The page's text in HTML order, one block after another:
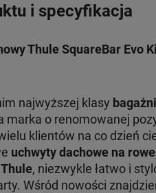
i specyfikacja
Thule SquareBar Evo
najwyższej klasy
marka o renomowanej
klientów na co dzień
uchwyty dachowe na
Thule, niezwykle łatwo i
Wśród nowości